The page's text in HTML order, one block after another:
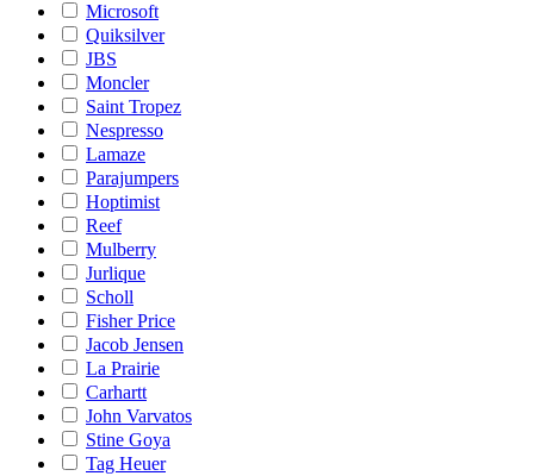
Microsoft
Quiksilver
JBS
Moncler
Saint Tropez
Nespresso
Lamaze
Parajumpers
Hoptimist
Reef
Mulberry
Jurlique
Scholl
Fisher Price
Jacob Jensen
La Prairie
Carhartt
John Varvatos
Stine Goya
Tag Heuer